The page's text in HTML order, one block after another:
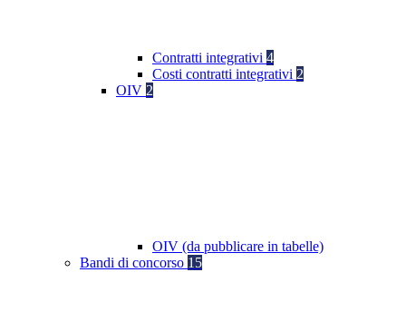
Contratti integrativi 4
Costi contratti integrativi 2
OIV 2
OIV (da pubblicare in tabelle)
Bandi di concorso 15